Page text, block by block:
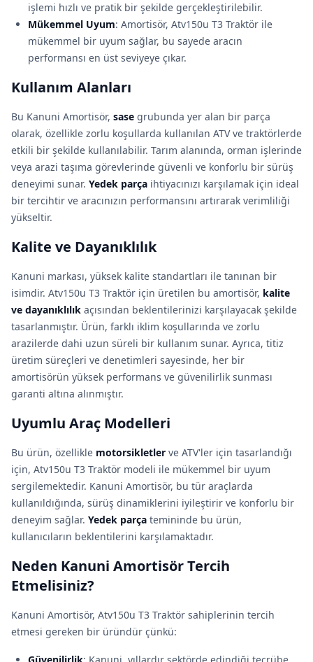
işlemi hızlı ve pratik bir şekilde gerçekleştirilebilir.
Mükemmel Uyum: Amortisör, Atv150u T3 Traktör ile
mükemmel bir uyum sağlar, bu sayede aracın
performansı en üst seviyeye çıkar.
Kullanım Alanları
Bu Kanuni Amortisör, sase grubunda yer alan bir parça
olarak, özellikle zorlu koşullarda kullanılan ATV ve traktörlerde
etkili bir şekilde kullanılabilir. Tarım alanında, orman işlerinde
veya arazi taşıma görevlerinde güvenli ve konforlu bir sürüş
deneyimi sunar. Yedek parça ihtiyacınızı karşılamak için ideal
bir tercihtir ve aracınızın performansını artırarak verimliliği
yükseltir.
Kalite ve Dayanıklılık
Kanuni markası, yüksek kalite standartları ile tanınan bir
isimdir. Atv150u T3 Traktör için üretilen bu amortisör, kalite
ve dayanıklılık açısından beklentilerinizi karşılayacak şekilde
tasarlanmıştır. Ürün, farklı iklim koşullarında ve zorlu
arazilerde dahi uzun süreli bir kullanım sunar. Ayrıca, titiz
üretim süreçleri ve denetimleri sayesinde, her bir
amortisörün yüksek performans ve güvenilirlik sunması
garanti altına alınmıştır.
Uyumlu Araç Modelleri
Bu ürün, özellikle motorsikletler ve ATV'ler için tasarlandığı
için, Atv150u T3 Traktör modeli ile mükemmel bir uyum
sergilemektedir. Kanuni Amortisör, bu tür araçlarda
kullanıldığında, sürüş dinamiklerini iyileştirir ve konforlu bir
deneyim sağlar. Yedek parça temininde bu ürün,
kullanıcıların beklentilerini karşılamaktadır.
Neden Kanuni Amortisör Tercih
Etmelisiniz?
Kanuni Amortisör, Atv150u T3 Traktör sahiplerinin tercih
etmesi gereken bir üründür çünkü: